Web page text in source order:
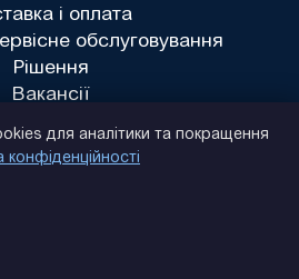
і оплата
обслуговування
Рішення
Вакансії
для аналітики та покращення
конфіденційності